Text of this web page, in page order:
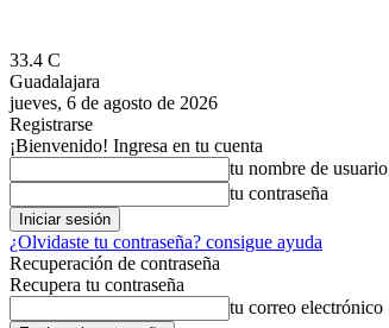
33.4 C
Guadalajara
jueves, 6 de agosto de 2026
Registrarse
¡Bienvenido! Ingresa en tu cuenta
tu nombre de usuario
tu contraseña
¿Olvidaste tu contraseña? consigue ayuda
Recuperación de contraseña
Recupera tu contraseña
tu correo electrónico